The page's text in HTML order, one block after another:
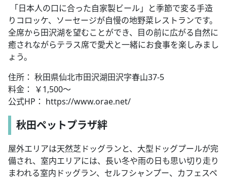
「日本人の口に合った自家製ビール」と季節で変る手造
りコロッケ、ソーセージが自慢の地野菜レストランです。
全席から田沢湖を望むことができ、目の前に広がる自然に
癒されながらテラス席で愛犬と一緒にお食事を楽しみまし
ょう。
住所： 秋田県仙北市田沢湖田沢字春山37-5
料金： ￥1,500～
公式HP： https://www.orae.net/
秋田ペットプラザ絆
屋外エリアは天然芝ドッグランと、大型ドッグプールが完
備され、室内エリアには、長い冬や雨の日も思い切り走り
まわれる室内ドッグラン、セルフシャンプー、カフェスペ